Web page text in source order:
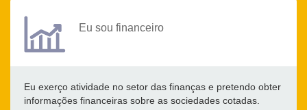
Eu sou financeiro
Eu exerço atividade no setor das finanças e pretendo obter
informações financeiras sobre as sociedades cotadas.